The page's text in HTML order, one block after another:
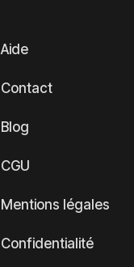
Aide
Contact
Blog
CGU
Mentions légales
Confidentialité